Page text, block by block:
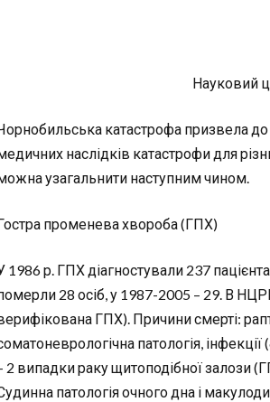
Науковий
катастрофа призвела
наслідків катастрофи для
узагальнити наступним чином.
променева хвороба (ГПХ)
1986 р. ГПХ діагностували 237
28 осіб, у 1987-2005 – 29. В
ГПХ). Причини смерті:
патологія,
2 випадки раку щитоподібної залози
патологія очного дна і